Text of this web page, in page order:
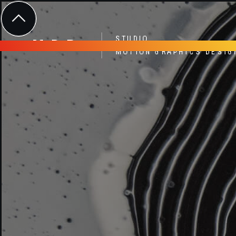
MDR
STUDIO
MOTION GRAPHICS